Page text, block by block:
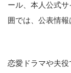
ール、本人公式
囲では、公表情報
恋愛ドラマや夫